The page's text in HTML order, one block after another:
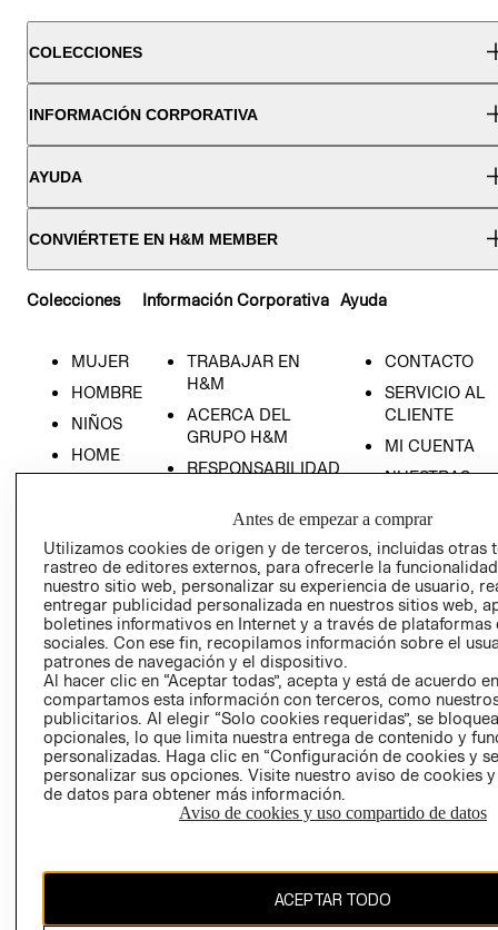
COLECCIONES
INFORMACIÓN CORPORATIVA
AYUDA
CONVIÉRTETE EN H&M MEMBER
Colecciones
MUJER
HOMBRE
NIÑOS
HOME
Información Corporativa
TRABAJAR EN
H&M
ACERCA DEL
GRUPO H&M
RESPONSABILIDAD
PRENSA
RELACIÓN CON
INVERSIONISTAS
POLÍTICA
EMPRESARIAL
Ayuda
CONTACTO
SERVICIO AL
CLIENTE
MI CUENTA
NUESTRAS
- RETIRO EN
TIENDA
TÉRMINOS Y
CONDICIONES
PRIVACIDAD
GIFT CARD
AVISO DE
COOKIES
Chile ($)
Antes de empezar a comprar
Utilizamos cookies de origen y de terceros, incluidas otras
rastreo de editores externos, para ofrecerle la
nuestro sitio web, personalizar su experiencia de usuario,
entregar publicidad personalizada en nuestros sitios web,
boletines informativos en Internet y a través de plataformas
sociales. Con ese fin, recopilamos información sobre el
patrones de navegación y el dispositivo.
Al hacer clic en “Aceptar todas”, acepta y está de acuerdo
compartamos esta información con terceros, como
publicitarios. Al elegir “Solo cookies requeridas”, se
opcionales, lo que limita nuestra entrega de contenido y
personalizadas. Haga clic en “Configuración de cookies y
personalizar sus opciones. Visite nuestro aviso de cookies
de datos para obtener más información.
Aviso de cookies y uso compartido de datos
ACEPTAR TODO